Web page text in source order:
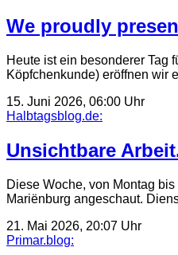
We proudly
Heute ist ein besonderer Tag
Köpfchenkunde) eröffnen
15. Juni 2026, 06:00 Uhr
Halbtagsblog.de:
Unsichtbare
Diese Woche, von Montag
Mariënburg angeschaut.
21. Mai 2026, 20:07 Uhr
Primar.blog: